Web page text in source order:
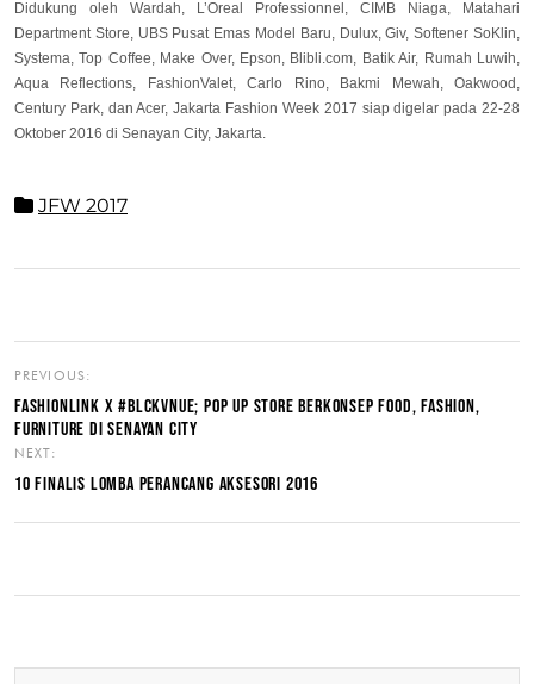
Didukung oleh Wardah, L’Oreal Professionnel, CIMB Niaga, Matahari
Department Store, UBS Pusat Emas Model Baru, Dulux, Giv, Softener SoKlin,
Systema, Top Coffee, Make Over, Epson, Blibli.com, Batik Air, Rumah Luwih,
Aqua Reflections, FashionValet, Carlo Rino, Bakmi Mewah, Oakwood,
Century Park, dan Acer, Jakarta Fashion Week 2017 siap digelar pada 22-28
Oktober 2016 di Senayan City, Jakarta.
JFW 2017
PREVIOUS:
FASHIONLINK X #BLCKVNUE; POP UP STORE BERKONSEP FOOD, FASHION,
FURNITURE DI SENAYAN CITY
NEXT:
10 FINALIS LOMBA PERANCANG AKSESORI 2016